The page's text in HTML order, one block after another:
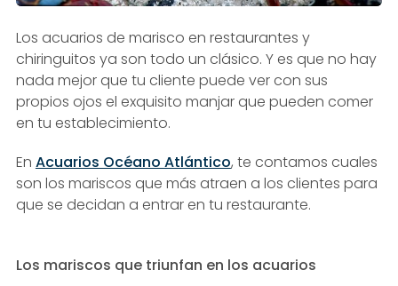
Los acuarios de marisco en restaurantes y
chiringuitos ya son todo un clásico. Y es que no hay
nada mejor que tu cliente puede ver con sus
propios ojos el exquisito manjar que pueden comer
en tu establecimiento.
En Acuarios Océano Atlántico, te contamos cuales
son los mariscos que más atraen a los clientes para
que se decidan a entrar en tu restaurante.
Los mariscos que triunfan en los acuarios